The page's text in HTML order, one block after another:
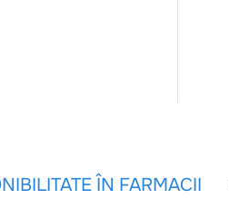
ÎN FARMACII